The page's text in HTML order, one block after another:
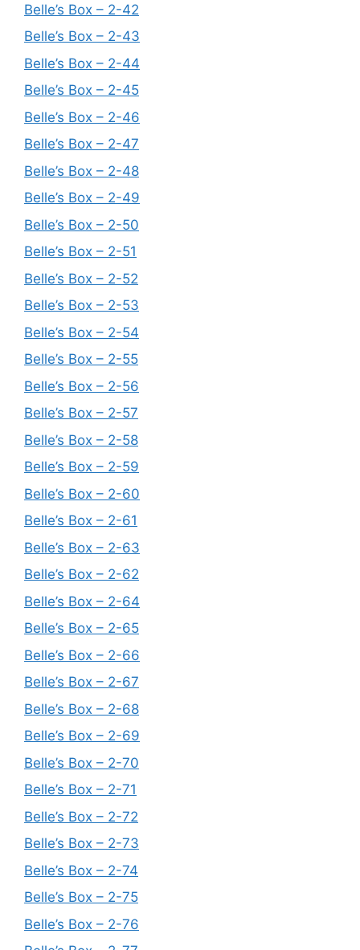
Belle’s Box – 2-42
Belle’s Box – 2-43
Belle’s Box – 2-44
Belle’s Box – 2-45
Belle’s Box – 2-46
Belle’s Box – 2-47
Belle’s Box – 2-48
Belle’s Box – 2-49
Belle’s Box – 2-50
Belle’s Box – 2-51
Belle’s Box – 2-52
Belle’s Box – 2-53
Belle’s Box – 2-54
Belle’s Box – 2-55
Belle’s Box – 2-56
Belle’s Box – 2-57
Belle’s Box – 2-58
Belle’s Box – 2-59
Belle’s Box – 2-60
Belle’s Box – 2-61
Belle’s Box – 2-63
Belle’s Box – 2-62
Belle’s Box – 2-64
Belle’s Box – 2-65
Belle’s Box – 2-66
Belle’s Box – 2-67
Belle’s Box – 2-68
Belle’s Box – 2-69
Belle’s Box – 2-70
Belle’s Box – 2-71
Belle’s Box – 2-72
Belle’s Box – 2-73
Belle’s Box – 2-74
Belle’s Box – 2-75
Belle’s Box – 2-76